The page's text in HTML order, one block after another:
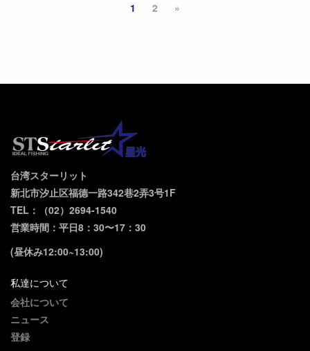
1
2 »
台湾スターリット
新北市汐止区福德一路342巷2弄3号1F
TEL：（02）2694-1540
営業時間：平日8：30〜17：30
(昼休み12:00~13:00)
私達について
会社について
ニュース
登録